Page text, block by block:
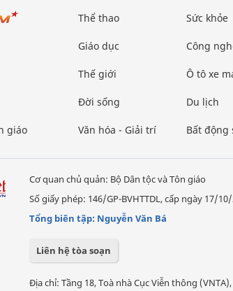
giáo
Thể thao
Giáo dục
Thế giới
Đời sống
Văn hóa - Giải trí
Sức khỏe
Công
Ô tô xe
Du lịch
Bất động
Cơ quan chủ quản: Bộ Dân tộc và Tôn giáo
Số giấy phép: 146/GP-BVHTTDL, cấp ngày 17/
Tổng biên tập: Nguyễn Văn Bá
Liên hệ tòa soạn
Địa chỉ: Tầng 18, Toà nhà Cục Viễn thông